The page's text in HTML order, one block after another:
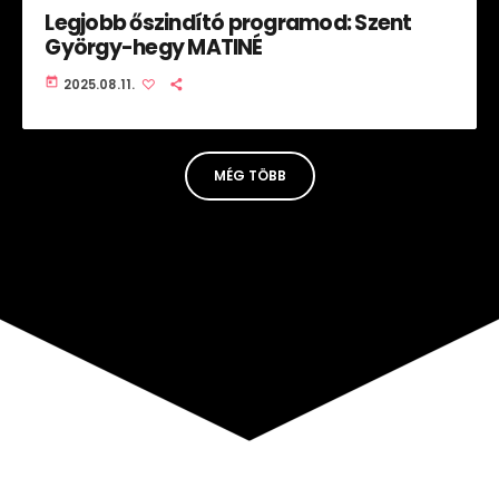
Legjobb őszindító programod: Szent
György-hegy MATINÉ
today 2025.08.11.
MÉG TÖBB